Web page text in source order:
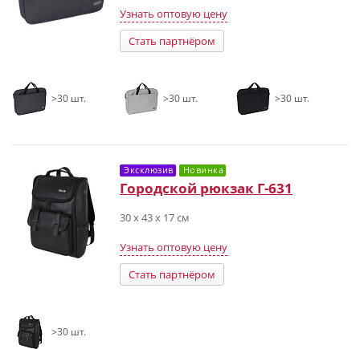
Узнать оптовую цену
Стать партнёром
>30 шт. >30 шт. >30 шт.
Эксклюзив Новинка
Городской рюкзак Г-631
30 х 43 х 17 см
Узнать оптовую цену
Стать партнёром
>30 шт.